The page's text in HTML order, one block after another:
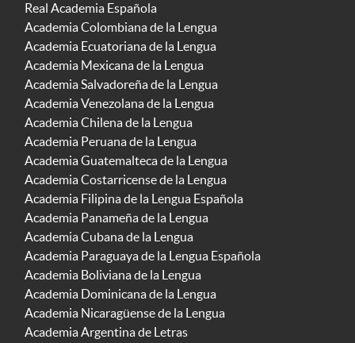
Real Academia Española
Academia Colombiana de la Lengua
Academia Ecuatoriana de la Lengua
Academia Mexicana de la Lengua
Academia Salvadoreña de la Lengua
Academia Venezolana de la Lengua
Academia Chilena de la Lengua
Academia Peruana de la Lengua
Academia Guatemalteca de la Lengua
Academia Costarricense de la Lengua
Academia Filipina de la Lengua Española
Academia Panameña de la Lengua
Academia Cubana de la Lengua
Academia Paraguaya de la Lengua Española
Academia Boliviana de la Lengua
Academia Dominicana de la Lengua
Academia Nicaragüense de la Lengua
Academia Argentina de Letras